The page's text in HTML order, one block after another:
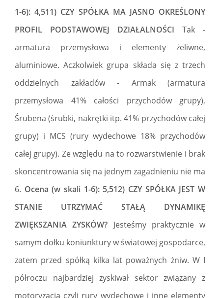
1-6): 4,511) CZY SPÓŁKA MA JASNO OKREŚLONY
PROFIL PODSTAWOWEJ DZIAŁALNOŚCI Tak -
armatura przemysłowa i elementy żeliwne,
aluminiowe. Aczkolwiek grupa składa się z trzech
oddzielnych zakładów - Armak (armatura
przemysłowa 41% całości przychodów grupy),
Śrubena (śrubki, nakrętki itp. 41% przychodów całej
grupy) i MCS (rury wydechowe 18% przychodów
całej grupy). Ze względu na to rozwarstwienie i brak
skoncentrowania się na jednym zagadnieniu nie ma
6. Ocena (w skali 1-6): 5,512) CZY SPÓŁKA JEST W
STANIE UTRZYMAĆ STAŁĄ DYNAMIKĘ
ZWIĘKSZANIA ZYSKÓW? Jesteśmy praktycznie w
samym dołku koniunktury w światowej gospodarce,
zatem przed spółką kilka lat poważnych żniw. W I
półroczu najbardziej zyskiwał sektor związany z
motoryzacją czyli rury wydechowe i inne elementy